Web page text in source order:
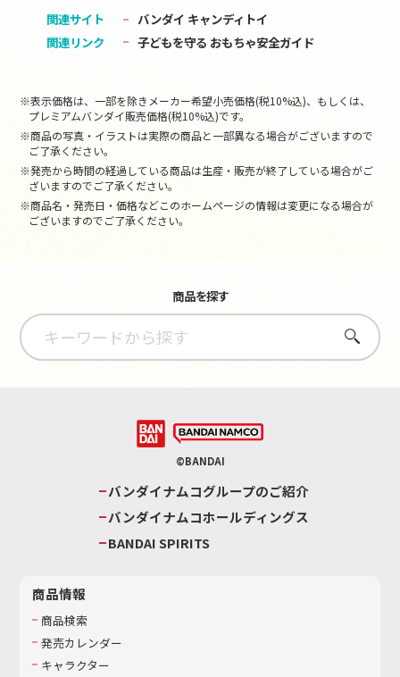
関連サイト
バンダイ キャンディトイ
関連リンク
子どもを守る おもちゃ安全ガイド
※表示価格は、一部を除きメーカー希望小売価格(税10%込)、もしくは、
プレミアムバンダイ販売価格(税10%込)です。
※商品の写真・イラストは実際の商品と一部異なる場合がございますので
ご了承ください。
※発売から時間の経過している商品は生産・販売が終了している場合がご
ざいますのでご了承ください。
※商品名・発売日・価格などこのホームページの情報は変更になる場合が
ございますのでご了承ください。
商品を探す
さがす
©BANDAI
バンダイナムコグループのご紹介
バンダイナムコホールディングス
BANDAI SPIRITS
商品情報
商品検索
発売カレンダー
キャラクター